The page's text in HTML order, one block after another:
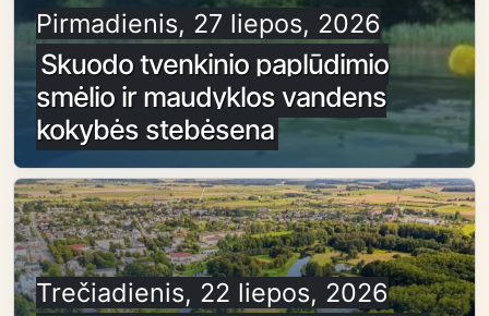
Pirmadienis, 27 liepos, 2026
Skuodo tvenkinio paplūdimio
smėlio ir maudyklos vandens
kokybės stebėsena
Trečiadienis, 22 liepos, 2026